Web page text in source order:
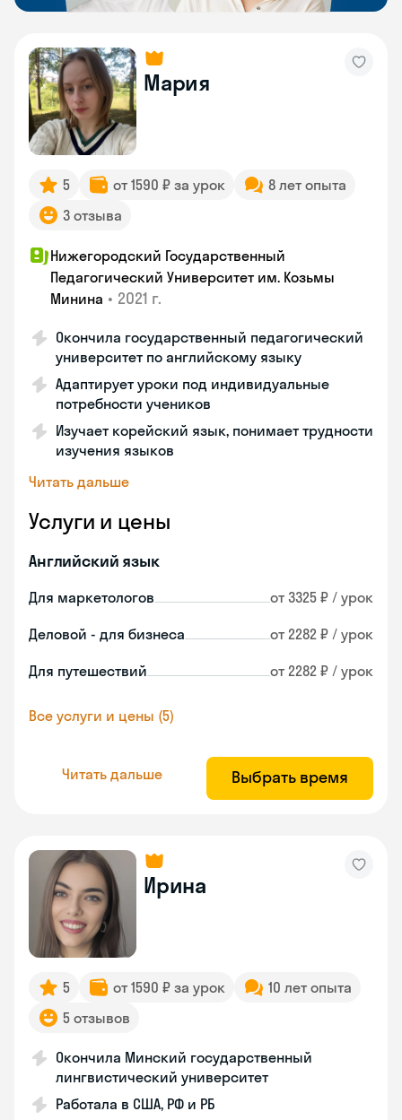
Мария
5 от 1590 ₽ за урок
8 лет опыта
3 отзыва
Нижегородский Государственный
Педагогический Университет им. Козьмы
Минина • 2021 г.
Окончила государственный педагогический
университет по английскому языку
Адаптирует уроки под индивидуальные
потребности учеников
Изучает корейский язык, понимает трудности
изучения языков
Читать дальше
Услуги и цены
Английский язык
Для маркетологов от 3325 ₽ / урок
Деловой - для бизнеса от 2282 ₽ / урок
Для путешествий от 2282 ₽ / урок
Все услуги и цены (5)
Читать дальше Выбрать время
Ирина
5 от 1590 ₽ за урок
10 лет опыта
5 отзывов
Окончила Минский государственный
лингвистический университет
Работала в США, РФ и РБ